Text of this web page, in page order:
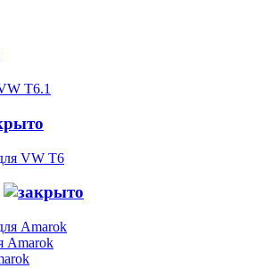
T6.1
VW T6
Amarok
Amarok